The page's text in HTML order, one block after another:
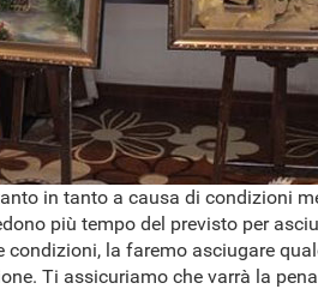
in tanto a causa di condizioni
più tempo del previsto per
la faremo asciugare
Ti assicuriamo che varrà la